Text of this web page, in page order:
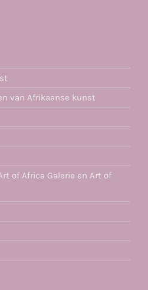
van Afrikaanse kunst
of Africa Galerie en Art of